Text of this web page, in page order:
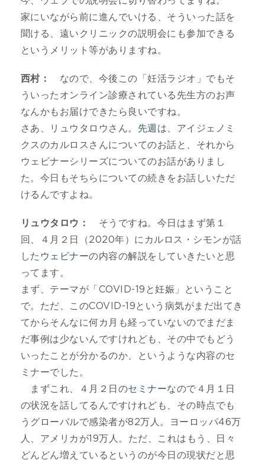
家にいながら前に進んでいける、そういった話を
聞ける、遠いクリニックの説明会にも参加できる
というメリット等がありますね。
西村：
なので、今後この「妊活ラジオ」でもそ
ういったオンライン診療されている先生方のお声
なんかもお届けできたら良いですね。
さあ、リュウタロウさん。 先週 は、アイジェノミ
クスのカルロスさんについてのお話と、それから
ウェビナーシリーズについてのお話がありまし
た。今日もそちらについての続きをお話しいただ
けるんですよね。
リュウタロウ：
そうですね。今日はまず第１
回、４月２日（2020年）にカルロス・シモンが話
した ウェビナーの内容の解説をしていきたいと思
ってます。
まず、テーマが「COVID-19と妊娠」ということ
で。ただ、このCOVID-19という病気がまだ出てき
てからそんなに何カ月も経っていないのでまだま
だ事例は少ないんですけれども、その中でもどう
いったことが分かるのか、というような内容のセ
ミナーでした。
まずこれ、４月２日のセミナーなので４月１日
の状況を話してるんですけれども、その時点でも
うグローバルで感染者が82万人。ヨーロッパ46万
人、アメリカが19万人。ただ、これはもう、日々
どんどん増えているというのが今日の現状だと思